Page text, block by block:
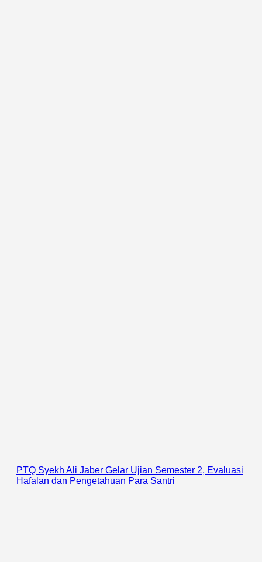
PTQ Syekh Ali Jaber Gelar Ujian Semester 2, Evaluasi
Hafalan dan Pengetahuan Para Santri